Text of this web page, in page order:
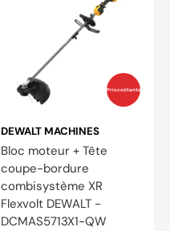
Prix coûtants
DEWALT MACHINES
Bloc moteur + Tête
coupe-bordure
combisystème XR
Flexvolt DEWALT -
DCMAS5713X1-QW